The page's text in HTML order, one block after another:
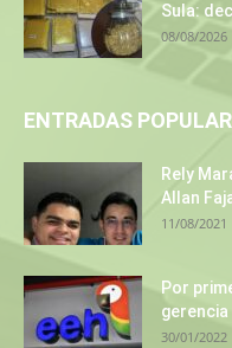
Sula:
08/08/2026
ENTRADAS
Rely
Allan
11/08/2021
Por
gerencia
30/01/2022